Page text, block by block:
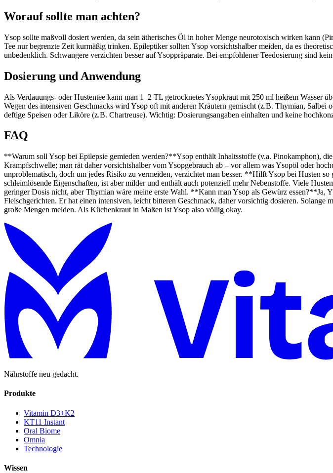
Worauf sollte man achten?
Ysop sollte maßvoll dosiert werden, da sein ätherisches Öl in hoher Menge neurotoxisch wirken kann
Tee nur begrenzte Zeit kurmäßig trinken. Epileptiker sollten Ysop vorsichtshalber meiden, da es
unbedenklich. Schwangere verzichten besser auf Ysoppräparate. Bei empfohlener Teedosierung sind
Dosierung und Anwendung
Als Verdauungs- oder Hustentee kann man 1–2 TL getrocknetes Ysopkraut mit 250 ml heißem Wasser
Wegen des intensiven Geschmacks wird Ysop oft mit anderen Kräutern gemischt (z.B. Thymian,
deftige Speisen oder Liköre (z.B. Chartreuse). Wichtig: Dosierungsangaben einhalten und keine
FAQ
**Warum soll Ysop bei Epilepsie gemieden werden?**Ysop enthält Inhaltsstoffe (v.a. Pinokamphon),
Krampfschwelle; man rät daher vorsichtshalber vom Ysopgebrauch ab – vor allem was Ysopöl oder
unproblematisch, doch um jedes Risiko zu vermeiden, verzichtet man besser. **Hilft Ysop bei Husten
schleimlösende Eigenschaften, ist aber milder und enthält auch potenziell mehr Nebenstoffe. Viele
geringer Dosis nicht, aber Thymian wäre meine erste Wahl. **Kann man Ysop als Gewürz
Fleischgerichten. Er hat einen intensiven, leicht bitteren Geschmack, daher vorsichtig dosieren.
große Mengen meiden. Als Küchenkraut in Maßen ist Ysop also völlig okay.
Nährstoffe neu gedacht.
Produkte
Vitamin D3+K2
KT11 Instant
Oral Biome
Omnia
Technologie
Wissen